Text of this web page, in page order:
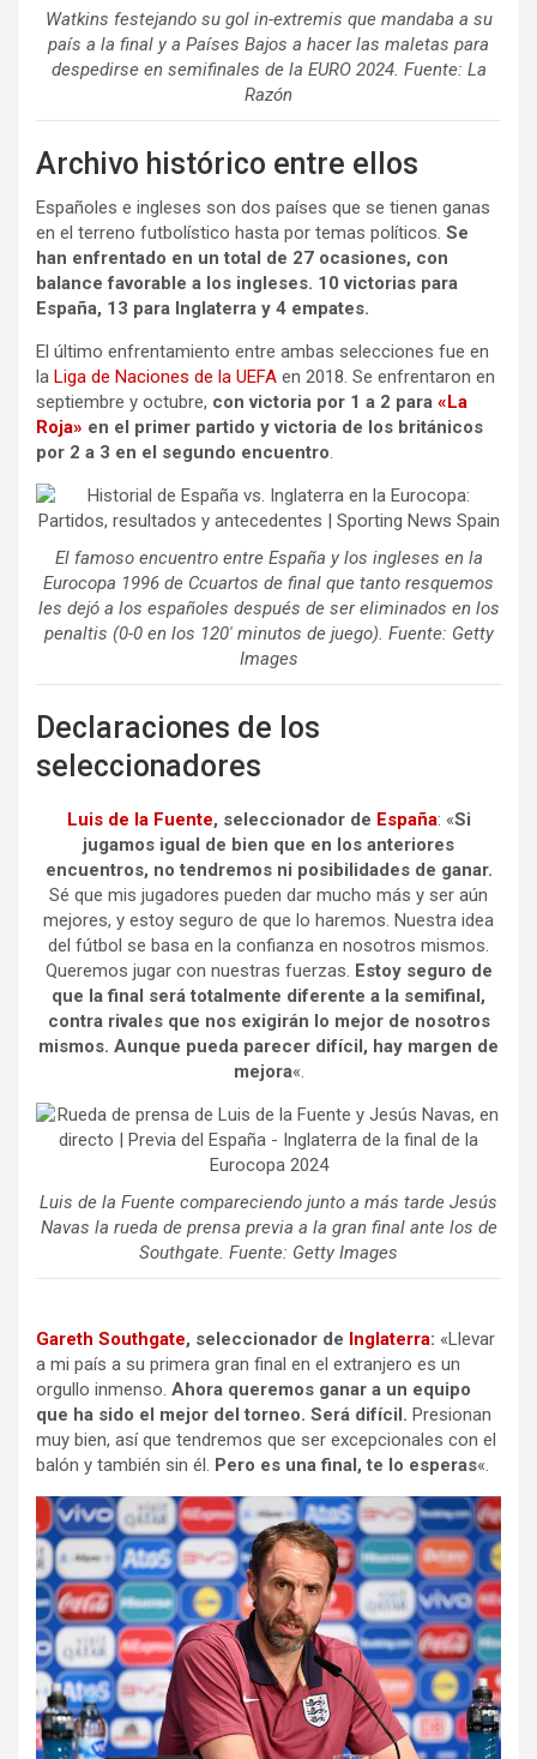
Watkins festejando su gol in-extremis que mandaba a su
país a la final y a Países Bajos a hacer las maletas para
despedirse en semifinales de la EURO 2024. Fuente: La
Razón
Archivo histórico entre ellos
Españoles e ingleses son dos países que se tienen ganas
en el terreno futbolístico hasta por temas políticos. Se
han enfrentado en un total de 27 ocasiones, con
balance favorable a los ingleses. 10 victorias para
España, 13 para Inglaterra y 4 empates.
El último enfrentamiento entre ambas selecciones fue en
la Liga de Naciones de la UEFA en 2018. Se enfrentaron en
septiembre y octubre, con victoria por 1 a 2 para «La
Roja» en el primer partido y victoria de los británicos
por 2 a 3 en el segundo encuentro.
El famoso encuentro entre España y los ingleses en la
Eurocopa 1996 de Ccuartos de final que tanto resquemos
les dejó a los españoles después de ser eliminados en los
penaltis (0-0 en los 120′ minutos de juego). Fuente: Getty
Images
Declaraciones de los
seleccionadores
Luis de la Fuente, seleccionador de España: «Si
jugamos igual de bien que en los anteriores
encuentros, no tendremos ni posibilidades de ganar.
Sé que mis jugadores pueden dar mucho más y ser aún
mejores, y estoy seguro de que lo haremos. Nuestra idea
del fútbol se basa en la confianza en nosotros mismos.
Queremos jugar con nuestras fuerzas. Estoy seguro de
que la final será totalmente diferente a la semifinal,
contra rivales que nos exigirán lo mejor de nosotros
mismos. Aunque pueda parecer difícil, hay margen de
mejora«.
Luis de la Fuente compareciendo junto a más tarde Jesús
Navas la rueda de prensa previa a la gran final ante los de
Southgate. Fuente: Getty Images
Gareth Southgate, seleccionador de Inglaterra: «Llevar
a mi país a su primera gran final en el extranjero es un
orgullo inmenso. Ahora queremos ganar a un equipo
que ha sido el mejor del torneo. Será difícil. Presionan
muy bien, así que tendremos que ser excepcionales con el
balón y también sin él. Pero es una final, te lo esperas«.